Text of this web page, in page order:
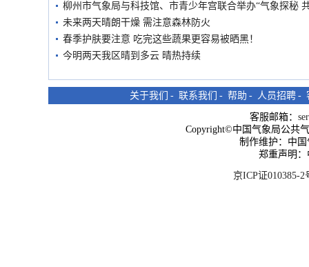
柳州市气象局与科技馆、市青少年宫联合举办“气象探秘
未来两天晴朗干燥 需注意森林防火
春季护肤要注意 吃完这些蔬果更容易被晒黑！
今明两天我区晴到多云 晴热持续
关于我们 - 联系我们 - 帮助 - 人员招聘 -
客服邮箱：
Copyright©中国气象局公共
制作维护：中
郑重声明
京ICP证010385-2